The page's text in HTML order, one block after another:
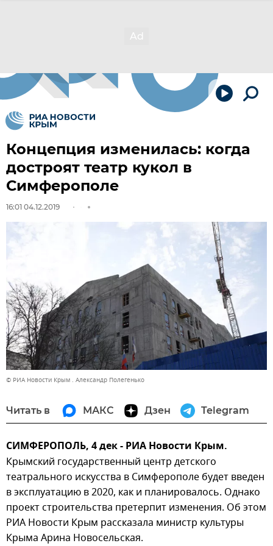
Концепция изменилась: когда
достроят театр кукол в
Симферополе
16:01 04.12.2019
© РИА Новости Крым . Александр Полегенько
Читать в МАКС Дзен Telegram
СИМФЕРОПОЛЬ, 4 дек - РИА Новости Крым.
Крымский государственный центр детского
театрального искусства в Симферополе будет введен
в эксплуатацию в 2020, как и планировалось. Однако
проект строительства претерпит изменения. Об этом
РИА Новости Крым рассказала министр культуры
Крыма Арина Новосельская.